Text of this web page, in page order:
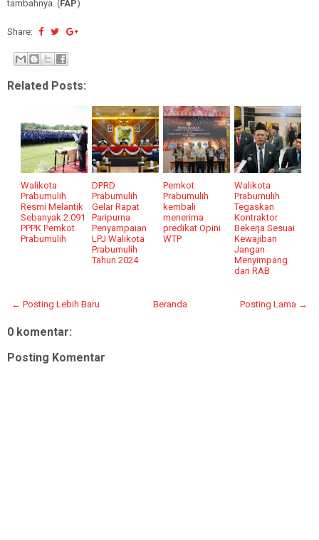
tambahnya. (FAP)
Share:
Related Posts:
Walikota
Prabumulih
Resmi Melantik
Sebanyak 2.091
PPPK Pemkot
Prabumulih
DPRD
Prabumulih
Gelar Rapat
Paripurna
Penyampaian
LPJ Walikota
Prabumulih
Tahun 2024
Pemkot
Prabumulih
kembali
menerima
predikat Opini
WTP
Walikota
Prabumulih
Tegaskan
Kontraktor
Bekerja Sesuai
Kewajiban
Jangan
Menyimpang
dari RAB
← Posting Lebih Baru Posting Lama →
Beranda
0 komentar:
Posting Komentar